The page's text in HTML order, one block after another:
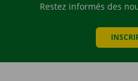
Restez informés des